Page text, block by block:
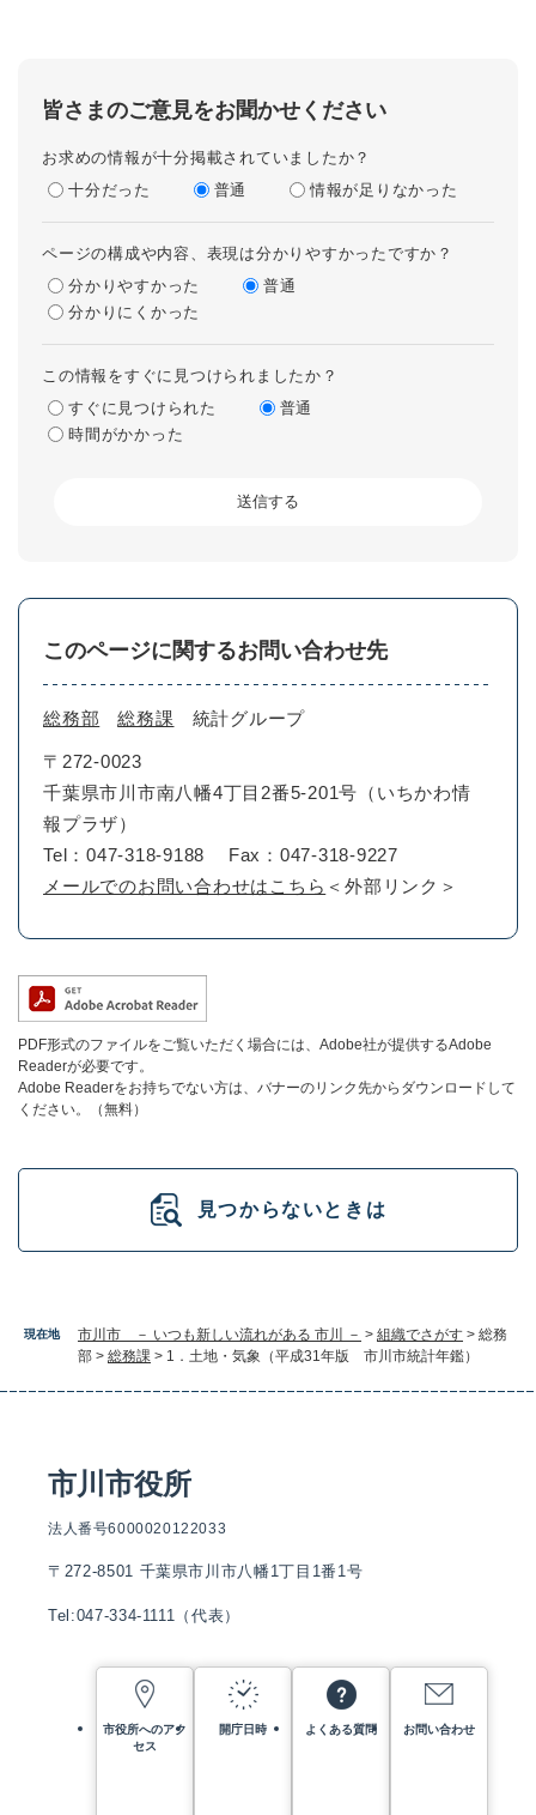
現在地 市川市 － いつも新しい流れがある 市川 － > 組織でさがす > 総務
部 > 総務課 > 1．土地・気象（平成31年版 市川市統計年鑑）
皆さまのご意見をお聞かせください
お求めの情報が十分掲載されていましたか？
十分だった
普通 情報が足りなかった
ページの構成や内容、表現は分かりやすかったですか？
分かりやすかった
普通
分かりにくかった
この情報をすぐに見つけられましたか？
すぐに見つけられた
普通
時間がかかった
このページに関するお問い合わせ先
総務部 総務課 統計グループ
〒272-0023
千葉県市川市南八幡4丁目2番5-201号（いちかわ情
報プラザ）
Tel：047-318-9188
Fax：047-318-9227
メールでのお問い合わせはこちら ＜外部リンク＞
PDF形式のファイルをご覧いただく場合には、Adobe社が提供するAdobe
Readerが必要です。
Adobe Readerをお持ちでない方は、バナーのリンク先からダウンロードして
ください。（無料）
見つからないときは
市川市役所
法人番号6000020122033
〒272-8501 千葉県市川市八幡1丁目1番1号
Tel:047-334-1111（代表）
市役所へのアク
セス
開庁日時 よくある質問 お問い合わせ